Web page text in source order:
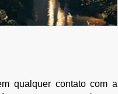
qualquer contato com a